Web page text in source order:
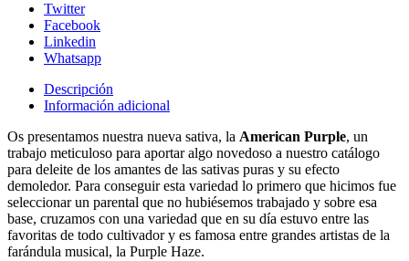
Twitter
Facebook
Linkedin
Whatsapp
Descripción
Información adicional
Os presentamos nuestra nueva sativa, la American Purple, un
trabajo meticuloso para aportar algo novedoso a nuestro catálogo
para deleite de los amantes de las sativas puras y su efecto
demoledor. Para conseguir esta variedad lo primero que hicimos fue
seleccionar un parental que no hubiésemos trabajado y sobre esa
base, cruzamos con una variedad que en su día estuvo entre las
favoritas de todo cultivador y es famosa entre grandes artistas de la
farándula musical, la Purple Haze.